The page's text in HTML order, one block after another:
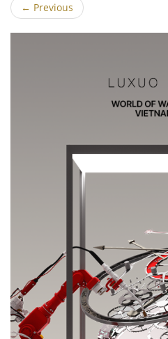
← Previous